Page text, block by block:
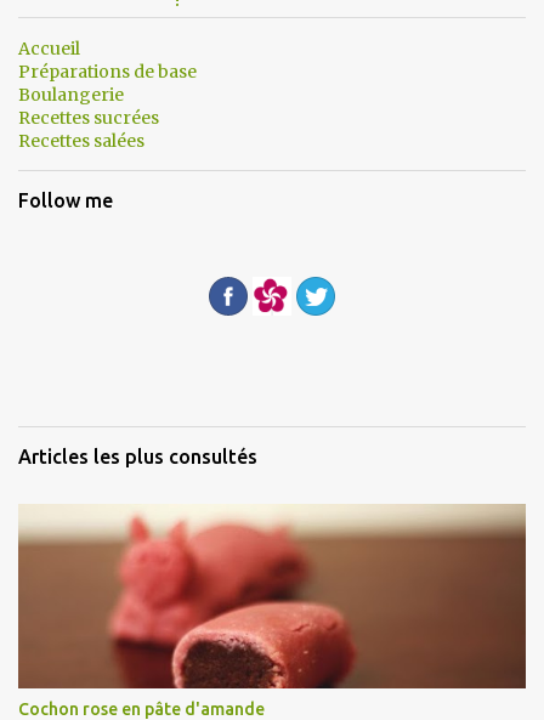
a
i
r
e
Accueil
Préparations de base
Boulangerie
Recettes sucrées
Recettes salées
Follow me
Articles les plus consultés
Cochon rose en pâte d'amande